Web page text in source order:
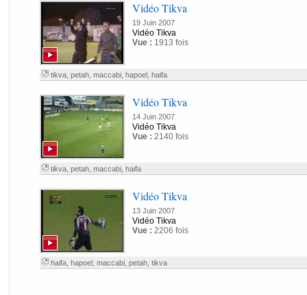
Vidéo Tikva
19 Juin 2007
Vidéo Tikva
Vue : 1913 fois
tikva, petah, maccabi, hapoel, haifa
Vidéo Tikva
14 Juin 2007
Vidéo Tikva
Vue : 2140 fois
tikva, petah, maccabi, haifa
Vidéo Tikva
13 Juin 2007
Vidéo Tikva
Vue : 2206 fois
haifa, hapoel, maccabi, petah, tikva